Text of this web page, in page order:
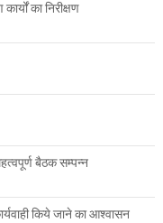
का निरीक्षण
बैठक सम्पन्न
किये जाने का आश्वासन